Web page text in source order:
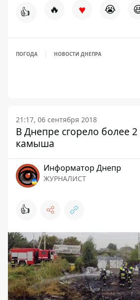
👍 🔥 ♥ 😭
ПОГОДА НОВОСТИ ДНЕПРА
21:17, 06 сентября 2018
В Днепре сгорело более 2
камыша
Информатор Днепр
ЖУРНАЛИСТ
👍